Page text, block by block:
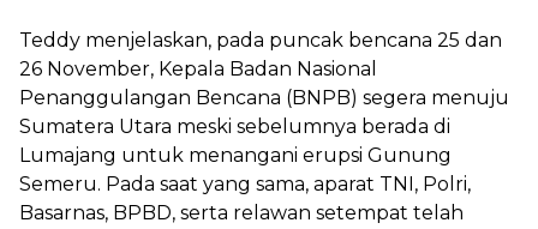
Teddy menjelaskan, pada puncak bencana 25 dan
26 November, Kepala Badan Nasional
Penanggulangan Bencana (BNPB) segera menuju
Sumatera Utara meski sebelumnya berada di
Lumajang untuk menangani erupsi Gunung
Semeru. Pada saat yang sama, aparat TNI, Polri,
Basarnas, BPBD, serta relawan setempat telah